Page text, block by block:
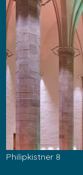
Philipkistner 8